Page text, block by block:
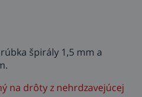
špirály 1,5 mm a
na drôty z nehrdzavejúcej